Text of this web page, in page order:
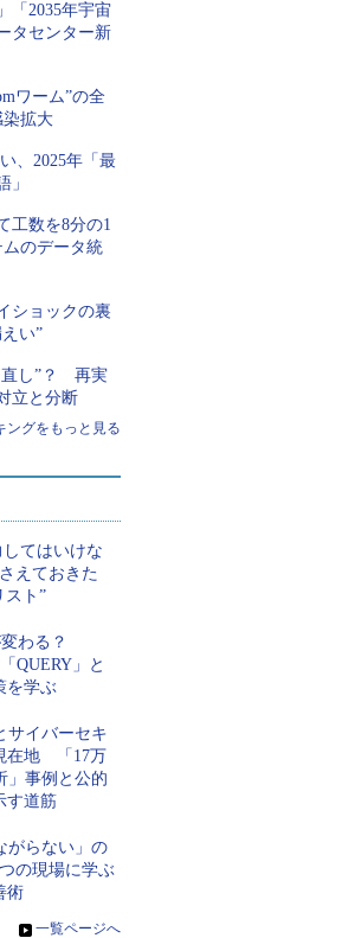
「2035年宇宙
タセンター新
ワーム”の全
拡大
、2025年「最
」
工数を8分の1
のデータ統
ショックの裏
い”
直し”？ 再実
立と分断
ングをもっと見る
してはいけな
えておきた
スト”
変わる？
QUERY」と
を学ぶ
サイバーセキ
在地 「17万
」事例と公的
す道筋
がらない」の
の現場に学ぶ
術
» 一覧ページへ